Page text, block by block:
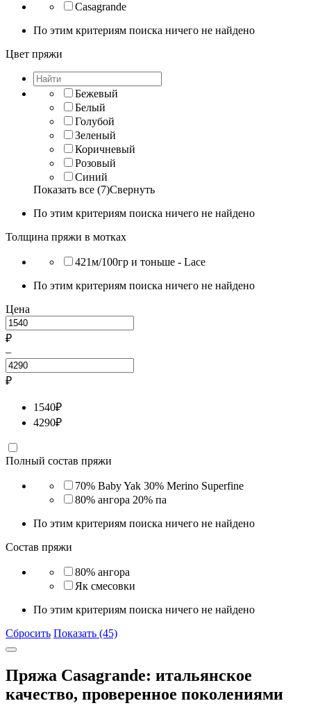
Casagrande
По этим критериям поиска ничего не найдено
Цвет пряжи
Бежевый
Белый
Голубой
Зеленый
Коричневый
Розовый
Синий
Показать все (7)Свернуть
По этим критериям поиска ничего не найдено
Толщина пряжи в мотках
421м/100гр и тоньше - Lace
По этим критериям поиска ничего не найдено
Цена
₽
–
₽
1540₽
4290₽
Полный состав пряжи
70% Baby Yak 30% Merino Superfine
80% ангора 20% па
По этим критериям поиска ничего не найдено
Состав пряжи
80% ангора
Як смесовки
По этим критериям поиска ничего не найдено
Сбросить Показать (45)
Пряжа Casagrande: итальянское
качество, проверенное поколениями